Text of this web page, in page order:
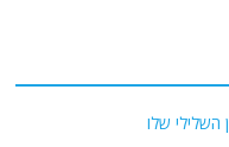
השלילי שלו